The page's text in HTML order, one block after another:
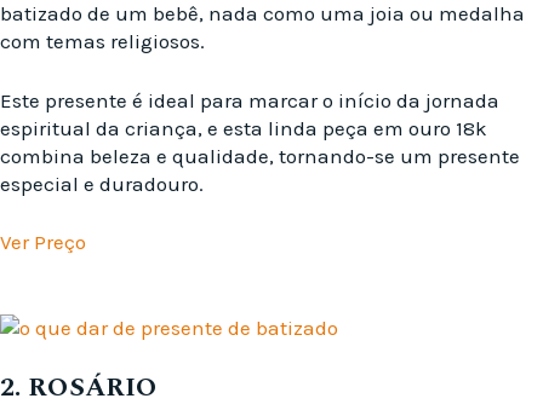
batizado de um bebê, nada como uma joia ou medalha
com temas religiosos.
Este presente é ideal para marcar o início da jornada
espiritual da criança, e esta linda peça em ouro 18k
combina beleza e qualidade, tornando-se um presente
especial e duradouro.
Ver Preço
2. ROSÁRIO